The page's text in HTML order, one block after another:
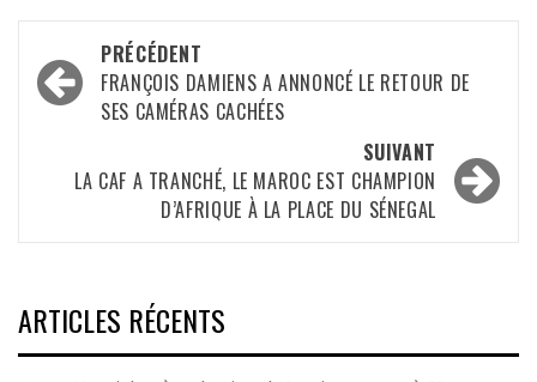
Navigation
d’article
PRÉCÉDENT
FRANÇOIS DAMIENS A ANNONCÉ LE RETOUR DE
SES CAMÉRAS CACHÉES
SUIVANT
LA CAF A TRANCHÉ, LE MAROC EST CHAMPION
D’AFRIQUE À LA PLACE DU SÉNEGAL
ARTICLES RÉCENTS